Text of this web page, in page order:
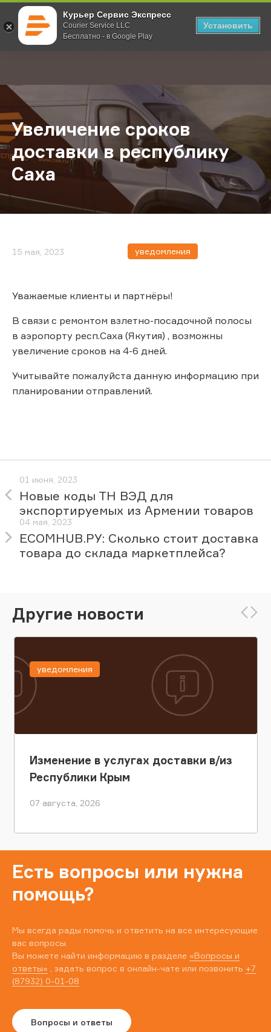
Курьер Сервис Экспресс
Courier Service LLC
Бесплатно - в Google Play
Установить
; Главная О компании Новости Увеличение сроков доставки в
Увеличение сроков
доставки в республику
Саха
15 мая, 2023 уведомления
Уважаемые клиенты и партнёры!
В связи с ремонтом взлетно-посадочной полосы
в аэропорту респ.Саха (Якутия) , возможны
увеличение сроков на 4-6 дней.
Учитывайте пожалуйста данную информацию при
планировании отправлений.
01 июня, 2023
Новые коды ТН ВЭД для
экспортируемых из Армении товаров
04 мая, 2023
ECOMHUB.РУ: Сколько стоит доставка
товара до склада маркетплейса?
Другие новости
Изменение в услугах доставки в/из
Республики Крым
07 августа, 2026
уведомления
Есть вопросы или нужна
помощь?
Мы всегда рады помочь и ответить на все интересующие
вас вопросы.
Вы можете найти информацию в разделе «Вопросы и
ответы» , задать вопрос в онлайн-чате или позвонить +7
(87932) 0-01-08
Вопросы и ответы